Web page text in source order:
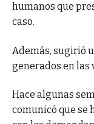
humanos que
caso.
Además, sugirió
generados en las
Hace algunas
comunicó que se